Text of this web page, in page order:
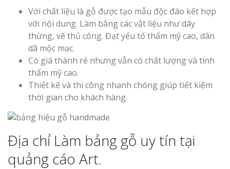
Với chất liệu là gỗ được tạo mẫu độc đáo kết hợp
với nội dung. Làm bằng các vật liệu như dây
thừng, vẽ thủ công. Đạt yếu tố thẩm mỹ cao, dân
dã mộc mạc.
Có giá thành rẻ nhưng vẫn có chất lượng và tính
thẩm mỹ cao.
Thiết kế và thi công nhanh chóng giúp tiết kiệm
thời gian cho khách hàng.
Địa chỉ Làm bảng gỗ uy tín tại
quảng cáo Art.
Làm Biển
Rẻ Tại Vinh Giải Pháp
Cáo Tại Vinh Giá Rẻ
Nghiệp